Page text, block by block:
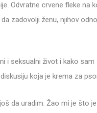
Odvratne crvene fleke na
zadovolji ženu, njihov
i seksualni život i kako
koja je krema za
da uradim. Žao mi je što